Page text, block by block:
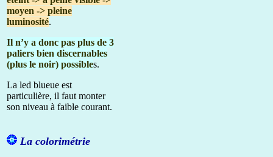
moyen -> pleine
luminosité.
Il n’y a donc pas plus de 3
paliers bien discernables
(plus le noir) possibles.
La led blueue est
particulière, il faut monter
son niveau à faible courant.
La colorimétrie